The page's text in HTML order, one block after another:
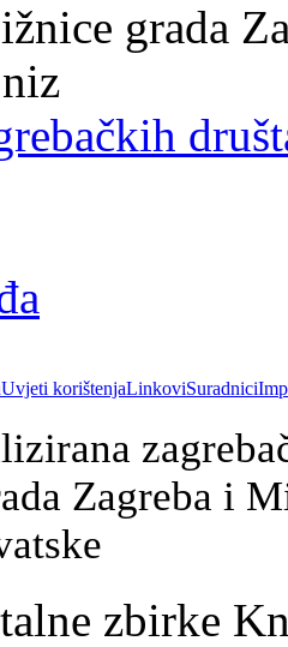
grada
Uvjeti korištenjaLinkoviSuradnici
Zagreba i
zbirke